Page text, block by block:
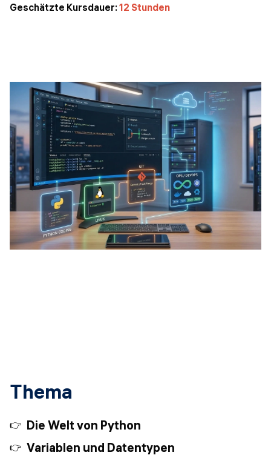
Geschätzte Kursdauer: 12 Stunden
Thema
Die Welt von Python
Variablen und Datentypen